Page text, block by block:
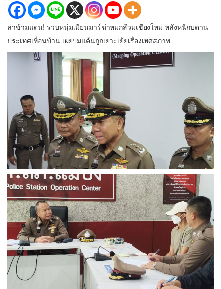
ล่าข้ามแดน! รวบหนุ่มเมียนมาร์ฆ่าหมกส้วมเชียงใหม่ หลังหนีกบดาน
ประเทศเพื่อนบ้าน เผยปมแค้นถูกเยาะเย้ยเรื่องเพศสภาพ